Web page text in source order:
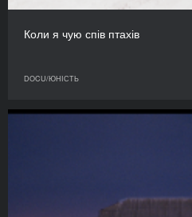
Коли я чую спів птахів
DOCU/ЮНІСТЬ